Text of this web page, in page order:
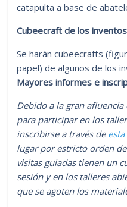
catapulta a base de
Cubeecraft de los
Se harán cubeecrafts
papel) de algunos de los
Mayores informes e
Debido a la gran
para participar en los
inscribirse a través de
lugar por estricto orden
visitas guiadas tienen un
sesión y en los talleres
que se agoten los